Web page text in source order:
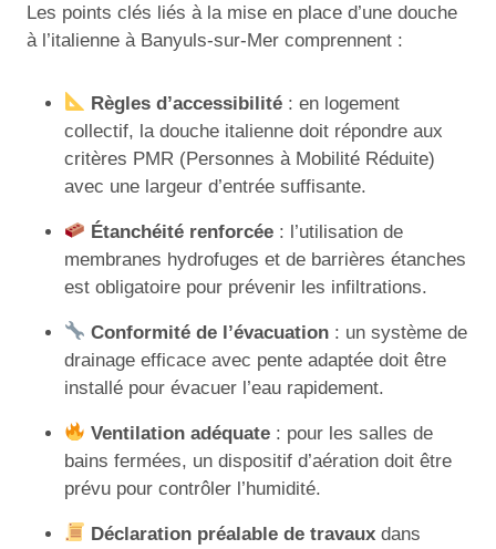
Les points clés liés à la mise en place d’une douche
à l’italienne à Banyuls-sur-Mer comprennent :
Règles d’accessibilité : en logement
collectif, la douche italienne doit répondre aux
critères PMR (Personnes à Mobilité Réduite)
avec une largeur d’entrée suffisante.
Étanchéité renforcée : l’utilisation de
membranes hydrofuges et de barrières étanches
est obligatoire pour prévenir les infiltrations.
Conformité de l’évacuation : un système de
drainage efficace avec pente adaptée doit être
installé pour évacuer l’eau rapidement.
Ventilation adéquate : pour les salles de
bains fermées, un dispositif d’aération doit être
prévu pour contrôler l’humidité.
Déclaration préalable de travaux dans